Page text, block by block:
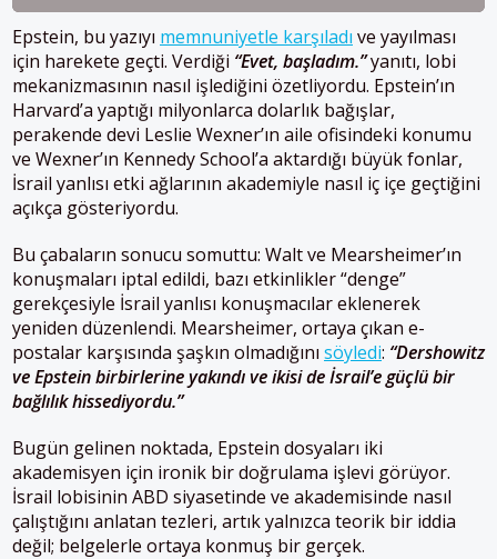
Epstein, bu yazıyı memnuniyetle karşıladı ve yayılması
için harekete geçti. Verdiği “Evet, başladım.”yanıtı, lobi
mekanizmasının nasıl işlediğini özetliyordu. Epstein’ın
Harvard’a yaptığı milyonlarca dolarlık bağışlar,
perakende devi Leslie Wexner’ın aile ofisindeki konumu
ve Wexner’ın Kennedy School’a aktardığı büyük fonlar,
İsrail yanlısı etki ağlarının akademiyle nasıl iç içe geçtiğini
açıkça gösteriyordu.
Bu çabaların sonucu somuttu: Walt ve Mearsheimer’ın
konuşmaları iptal edildi, bazı etkinlikler “denge”
gerekçesiyle İsrail yanlısı konuşmacılar eklenerek
yeniden düzenlendi. Mearsheimer, ortaya çıkan e-
postalar karşısında şaşkın olmadığını söyledi: “Dershowitz
ve Epstein birbirlerine yakındı ve ikisi de İsrail’e güçlü bir
bağlılık hissediyordu.”
Bugün gelinen noktada, Epstein dosyaları iki
akademisyen için ironik bir doğrulama işlevi görüyor.
İsrail lobisinin ABD siyasetinde ve akademisinde nasıl
çalıştığını anlatan tezleri, artık yalnızca teorik bir iddia
değil; belgelerle ortaya konmuş bir gerçek.